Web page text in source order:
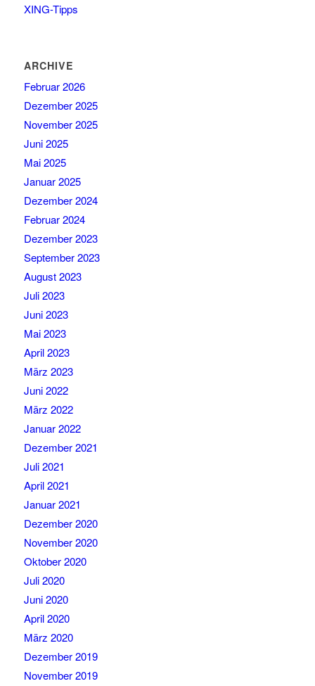
XING-Tipps
ARCHIVE
Februar 2026
Dezember 2025
November 2025
Juni 2025
Mai 2025
Januar 2025
Dezember 2024
Februar 2024
Dezember 2023
September 2023
August 2023
Juli 2023
Juni 2023
Mai 2023
April 2023
März 2023
Juni 2022
März 2022
Januar 2022
Dezember 2021
Juli 2021
April 2021
Januar 2021
Dezember 2020
November 2020
Oktober 2020
Juli 2020
Juni 2020
April 2020
März 2020
Dezember 2019
November 2019